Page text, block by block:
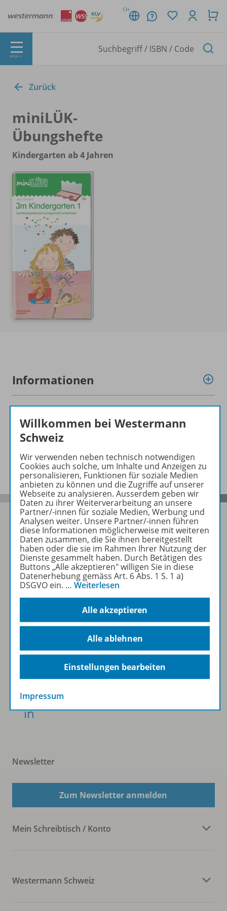
CH
MENÜ
Zurück
miniLÜK-
Übungshefte
Kindergarten ab 4 Jahren
Informationen
Produkte der Reihe
Benachrichtigungs-Service
Folgen Sie uns auf Social Media
Schubi:
WSS:
Newsletter
Zum Newsletter anmelden
Mein Schreibtisch / Konto
Westermann Schweiz
Willkommen bei Westermann
Schweiz
Wir verwenden neben technisch notwendigen
Cookies auch solche, um Inhalte und Anzeigen zu
personalisieren, Funktionen für soziale Medien
anbieten zu können und die Zugriffe auf unserer
Webseite zu analysieren. Ausserdem geben wir
Daten zu ihrer Weiterverarbeitung an unsere
Partner/-innen für soziale Medien, Werbung und
Analysen weiter. Unsere Partner/-innen führen
diese Informationen möglicherweise mit weiteren
Daten zusammen, die Sie ihnen bereitgestellt
haben oder die sie im Rahmen Ihrer Nutzung der
Dienste gesammelt haben. Durch Betätigen des
Buttons „Alle akzeptieren" willigen Sie in diese
Datenerhebung gemäss Art. 6 Abs. 1 S. 1 a)
DSGVO ein. … Weiterlesen
Alle akzeptieren
Alle ablehnen
Einstellungen bearbeiten
Impressum